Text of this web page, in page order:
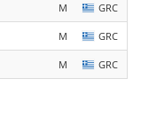
M GRC
M GRC
M GRC